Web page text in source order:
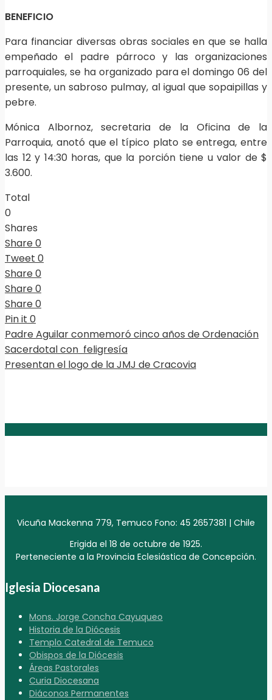
BENEFICIO
Para financiar diversas obras sociales en que se halla
empeñado el padre párroco y las organizaciones
parroquiales, se ha organizado para el domingo 06 del
presente, un sabroso pulmay, al igual que sopaipillas y
pebre.
Mónica Albornoz, secretaria de la Oficina de la
Parroquia, anotó que el típico plato se entrega, entre
las 12 y 14:30 horas, que la porción tiene u valor de $
3.600.
Total
0
Shares
Share0
Tweet 0
Share0
Share0
Share0
Pin it 0
Padre Aguilar conmemoró cinco años de Ordenación
Sacerdotal con feligresía
Presentan el logo de la JMJ de Cracovia
Vicuña Mackenna 779, Temuco Fono: 45 2657381 | Chile
Erigida el 18 de octubre de 1925.
Perteneciente a la Provincia Eclesiástica de Concepción.
Iglesia Diocesana
Mons. Jorge Concha Cayuqueo
Historia de la Diócesis
Templo Catedral de Temuco
Obispos de la Diócesis
Áreas Pastorales
Curia Diocesana
Diáconos Permanentes